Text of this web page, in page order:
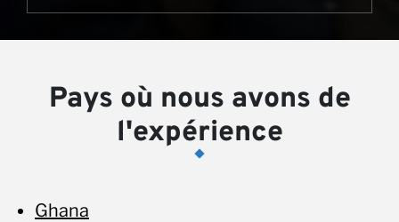
Pays où nous avons de
l'expérience
Ghana